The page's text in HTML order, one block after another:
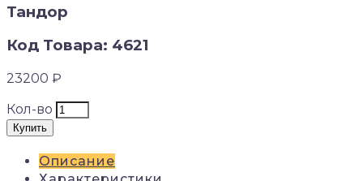
Тандор
Код Товара: 4621
23200 ₽
Кол-во
Купить
Описание